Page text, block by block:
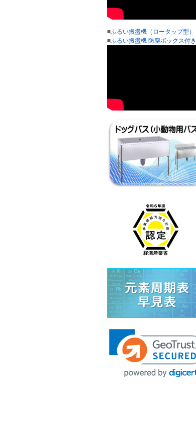
■ふるい振盪機（ロータップ型）
■ふるい振盪機 防塵ボックス付き